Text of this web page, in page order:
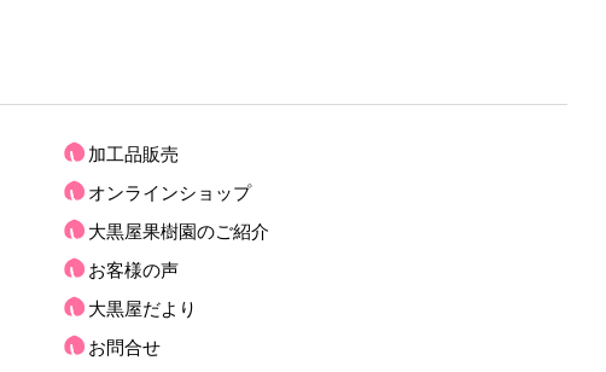
加工品販売
オンラインショップ
大黒屋果樹園のご紹介
お客様の声
大黒屋だより
お問合せ